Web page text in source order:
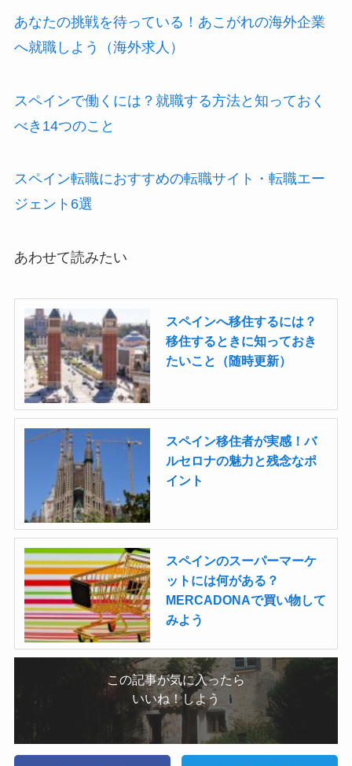
あなたの挑戦を待っている！あこがれの海外企業
へ就職しよう（海外求人）
スペインで働くには？就職する方法と知っておく
べき14つのこと
スペイン転職におすすめの転職サイト・転職エー
ジェント6選
あわせて読みたい
スペインへ移住するには？
移住するときに知っておき
たいこと（随時更新）
スペイン移住者が実感！バ
ルセロナの魅力と残念なポ
イント
スペインのスーパーマーケ
ットには何がある？
MERCADONAで買い物して
みよう
この記事が気に入ったら
いいね！しよう